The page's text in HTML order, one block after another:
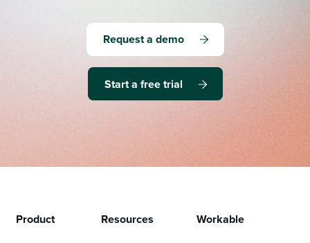
Request a demo
Start a free trial
Product Resources Workable